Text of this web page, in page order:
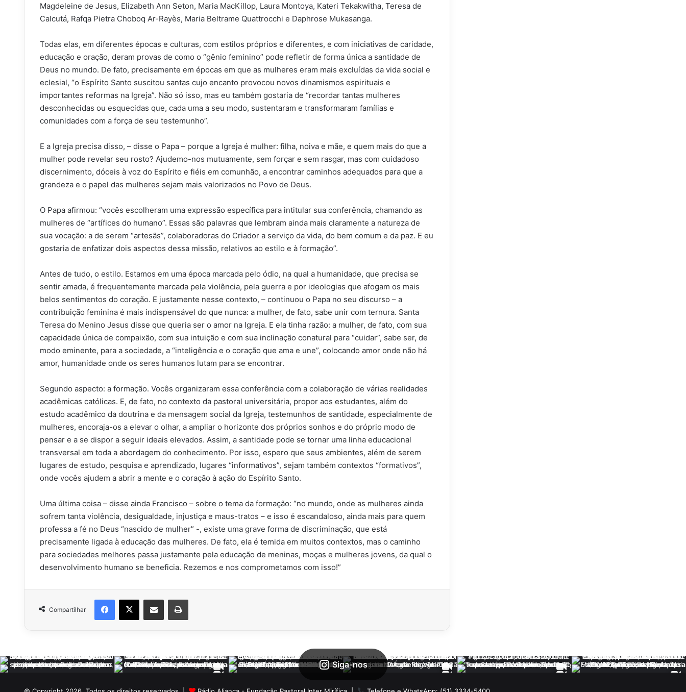
Magdeleine de Jesus, Elizabeth Ann Seton, Maria MacKillop, Laura Montoya, Kateri Tekakwitha, Teresa de
Calcutá, Rafqa Pietra Choboq Ar-Rayès, Maria Beltrame Quattrocchi e Daphrose Mukasanga.
Todas elas, em diferentes épocas e culturas, com estilos próprios e diferentes, e com iniciativas de caridade,
educação e oração, deram provas de como o “gênio feminino” pode refletir de forma única a santidade de
Deus no mundo. De fato, precisamente em épocas em que as mulheres eram mais excluídas da vida social e
eclesial, “o Espírito Santo suscitou santas cujo encanto provocou novos dinamismos espirituais e
importantes reformas na Igreja”. Não só isso, mas eu também gostaria de “recordar tantas mulheres
desconhecidas ou esquecidas que, cada uma a seu modo, sustentaram e transformaram famílias e
comunidades com a força de seu testemunho”.
E a Igreja precisa disso, – disse o Papa – porque a Igreja é mulher: filha, noiva e mãe, e quem mais do que a
mulher pode revelar seu rosto? Ajudemo-nos mutuamente, sem forçar e sem rasgar, mas com cuidadoso
discernimento, dóceis à voz do Espírito e fiéis em comunhão, a encontrar caminhos adequados para que a
grandeza e o papel das mulheres sejam mais valorizados no Povo de Deus.
O Papa afirmou: “vocês escolheram uma expressão específica para intitular sua conferência, chamando as
mulheres de “artífices do humano”. Essas são palavras que lembram ainda mais claramente a natureza de
sua vocação: a de serem “artesãs”, colaboradoras do Criador a serviço da vida, do bem comum e da paz. E eu
gostaria de enfatizar dois aspectos dessa missão, relativos ao estilo e à formação”.
Antes de tudo, o estilo. Estamos em uma época marcada pelo ódio, na qual a humanidade, que precisa se
sentir amada, é frequentemente marcada pela violência, pela guerra e por ideologias que afogam os mais
belos sentimentos do coração. E justamente nesse contexto, – continuou o Papa no seu discurso – a
contribuição feminina é mais indispensável do que nunca: a mulher, de fato, sabe unir com ternura. Santa
Teresa do Menino Jesus disse que queria ser o amor na Igreja. E ela tinha razão: a mulher, de fato, com sua
capacidade única de compaixão, com sua intuição e com sua inclinação conatural para “cuidar”, sabe ser, de
modo eminente, para a sociedade, a “inteligência e o coração que ama e une”, colocando amor onde não há
amor, humanidade onde os seres humanos lutam para se encontrar.
Segundo aspecto: a formação. Vocês organizaram essa conferência com a colaboração de várias realidades
acadêmicas católicas. E, de fato, no contexto da pastoral universitária, propor aos estudantes, além do
estudo acadêmico da doutrina e da mensagem social da Igreja, testemunhos de santidade, especialmente de
mulheres, encoraja-os a elevar o olhar, a ampliar o horizonte dos próprios sonhos e do próprio modo de
pensar e a se dispor a seguir ideais elevados. Assim, a santidade pode se tornar uma linha educacional
transversal em toda a abordagem do conhecimento. Por isso, espero que seus ambientes, além de serem
lugares de estudo, pesquisa e aprendizado, lugares “informativos”, sejam também contextos “formativos”,
onde vocês ajudem a abrir a mente e o coração à ação do Espírito Santo.
Uma última coisa – disse ainda Francisco – sobre o tema da formação: “no mundo, onde as mulheres ainda
sofrem tanta violência, desigualdade, injustiça e maus-tratos – e isso é escandaloso, ainda mais para quem
professa a fé no Deus “nascido de mulher” -, existe uma grave forma de discriminação, que está
precisamente ligada à educação das mulheres. De fato, ela é temida em muitos contextos, mas o caminho
para sociedades melhores passa justamente pela educação de meninas, moças e mulheres jovens, da qual o
desenvolvimento humano se beneficia. Rezemos e nos comprometamos com isso!”
Compartilhar
Siga-nos